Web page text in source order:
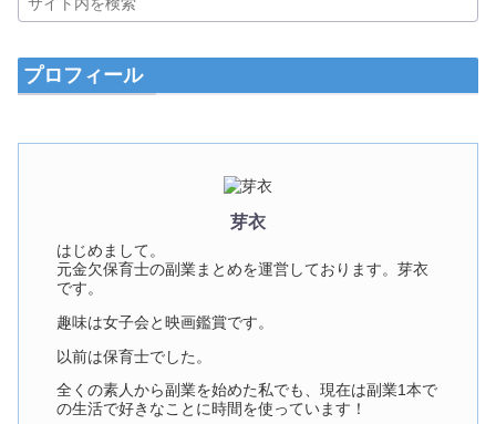
プロフィール
芽衣
はじめまして。
元金欠保育士の副業まとめを運営しております。芽衣
です。
趣味は女子会と映画鑑賞です。
以前は保育士でした。
全くの素人から副業を始めた私でも、現在は副業1本で
の生活で好きなことに時間を使っています！